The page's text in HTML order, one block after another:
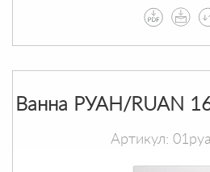
Ванна РУАН/RUAN
Артикул: